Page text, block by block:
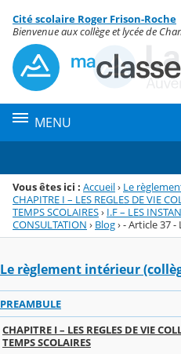
Menu de la rubrique
Contenu
Cité scolaire Roger Frison-Roche
Bienvenue aux collège et lycée de
MENU
Vous êtes ici : Accueil› Le
CHAPITRE I – LES REGLES DE VIE
TEMPS SCOLAIRES› I.F – LES
CONSULTATION › Blog›- Article 37 -
Le règlement intérieur
PREAMBULE
CHAPITRE I – LES REGLES DE VIE
TEMPS SCOLAIRES